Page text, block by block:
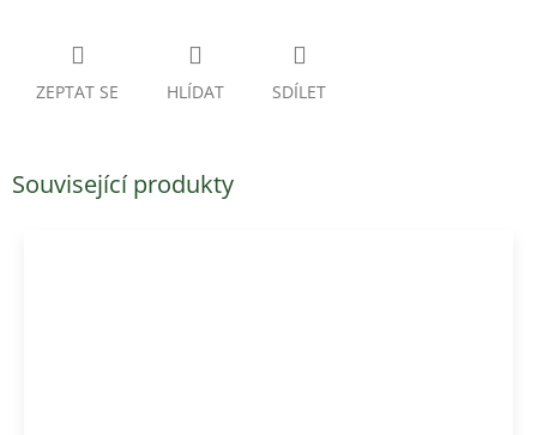
ZEPTAT SE HLÍDAT SDÍLET
Související produkty